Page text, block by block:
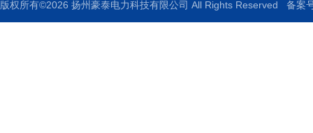
版权所有©2026 扬州豪泰电力科技有限公司 All Rights Reserved 备案